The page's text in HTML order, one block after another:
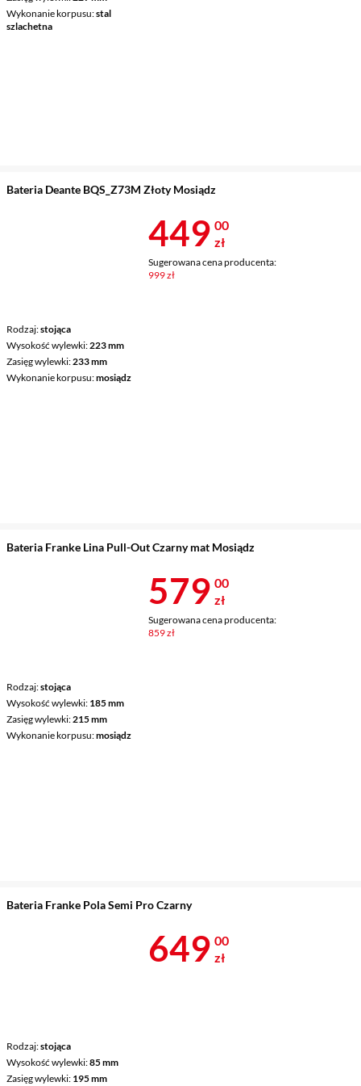
Wykonanie korpusu stal
szlachetna
Bateria Deante BQS_Z73M Złoty Mosiądz
Rodzaj stojąca
Wysokość wylewki 223 mm
Zasięg wylewki 233 mm
Wykonanie korpusu mosiądz
Cena 449 zł
449 00
zł
Sugerowana cena producenta:
999 zł
Bateria Franke Lina Pull-Out Czarny mat Mosiądz
Rodzaj stojąca
Wysokość wylewki 185 mm
Zasięg wylewki 215 mm
Wykonanie korpusu mosiądz
Cena 579 zł
579 00
zł
Sugerowana cena producenta:
859 zł
Bateria Franke Pola Semi Pro Czarny
Rodzaj stojąca
Wysokość wylewki 85 mm
Zasięg wylewki 195 mm
Cena 649 zł
649 00
zł